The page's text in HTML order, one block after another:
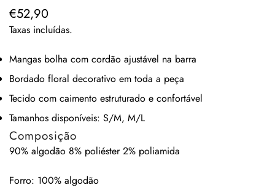
Preço
regular
€52,90
Taxas incluídas.
Mangas bolha com cordão ajustável na barra
Bordado floral decorativo em toda a peça
Tecido com caimento estruturado e confortável
Tamanhos disponíveis: S/M, M/L
Composição
90% algodão 8% poliéster 2% poliamida
Forro: 100% algodão